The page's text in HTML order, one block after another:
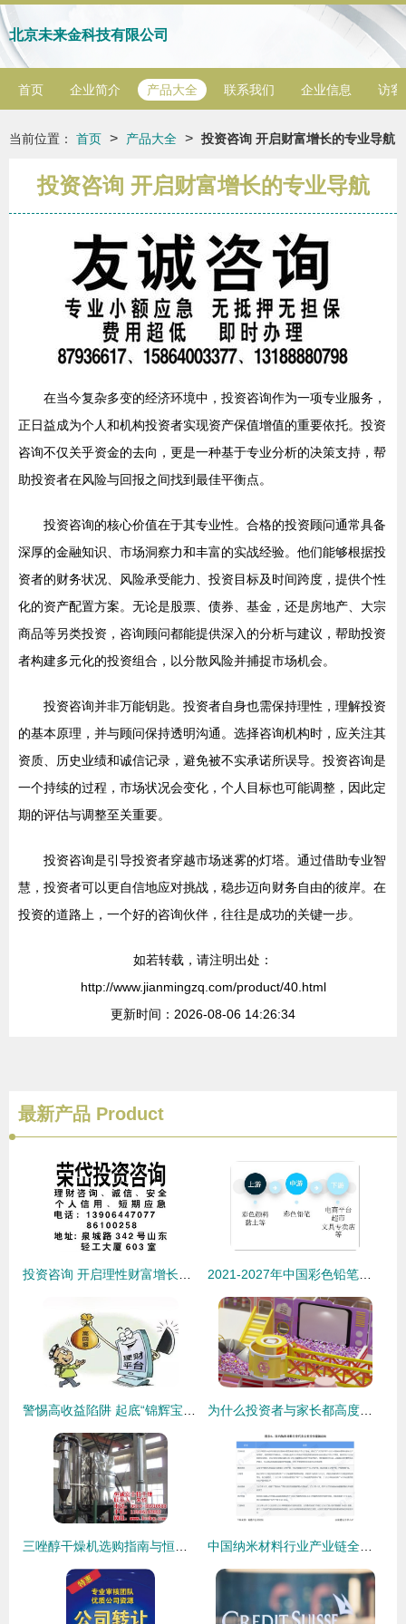
北京未来金科技有限公司
首页 企业简介 产品大全 联系我们 企业信息 访客
当前位置： 首页 > 产品大全 > 投资咨询 开启财富增长的专业导航
投资咨询 开启财富增长的专业导航
在当今复杂多变的经济环境中，投资咨询作为一项专业服务，
正日益成为个人和机构投资者实现资产保值增值的重要依托。投资
咨询不仅关乎资金的去向，更是一种基于专业分析的决策支持，帮
助投资者在风险与回报之间找到最佳平衡点。
投资咨询的核心价值在于其专业性。合格的投资顾问通常具备
深厚的金融知识、市场洞察力和丰富的实战经验。他们能够根据投
资者的财务状况、风险承受能力、投资目标及时间跨度，提供个性
化的资产配置方案。无论是股票、债券、基金，还是房地产、大宗
商品等另类投资，咨询顾问都能提供深入的分析与建议，帮助投资
者构建多元化的投资组合，以分散风险并捕捉市场机会。
投资咨询并非万能钥匙。投资者自身也需保持理性，理解投资
的基本原理，并与顾问保持透明沟通。选择咨询机构时，应关注其
资质、历史业绩和诚信记录，避免被不实承诺所误导。投资咨询是
一个持续的过程，市场状况会变化，个人目标也可能调整，因此定
期的评估与调整至关重要。
投资咨询是引导投资者穿越市场迷雾的灯塔。通过借助专业智
慧，投资者可以更自信地应对挑战，稳步迈向财务自由的彼岸。在
投资的道路上，一个好的咨询伙伴，往往是成功的关键一步。
如若转载，请注明出处：
http://www.jianmingzq.com/product/40.html
更新时间：2026-08-06 14:26:34
最新产品 Product